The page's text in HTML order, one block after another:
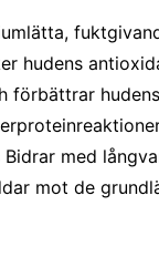
hudens
med
mot de